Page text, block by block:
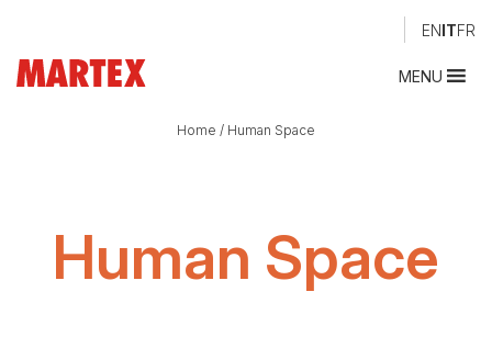
ENITFR
MENU
Home / Human Space
Human Space